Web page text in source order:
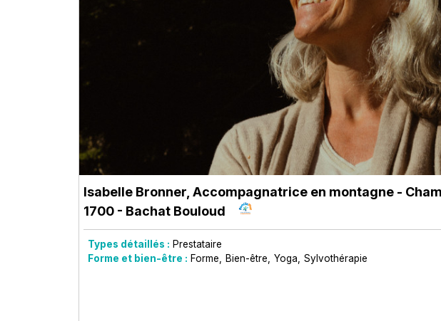
Isabelle Bronner, Accompagnatrice en montagne -
1700 - Bachat Bouloud
Types détaillés : Prestataire
Forme et bien-être : Forme Bien-être Yoga Sylvothérapie